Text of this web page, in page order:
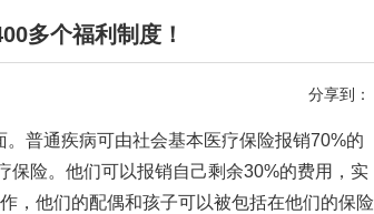
多个福利制度！
分享到：
普通疾病可由社会基本医疗保险报销70%的
保险。他们可以报销自己剩余30%的费用，实
，他们的配偶和孩子可以被包括在他们的保险